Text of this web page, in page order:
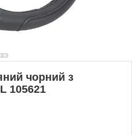
чорний з
105621